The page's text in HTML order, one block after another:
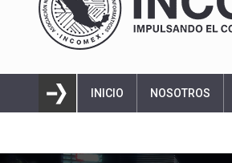
INICIO NOSOTROS